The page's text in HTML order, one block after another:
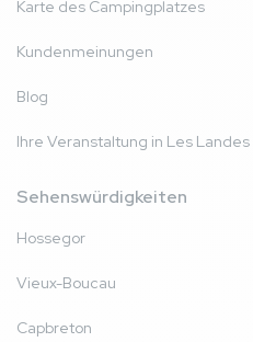
Karte des Campingplatzes
Kundenmeinungen
Blog
Ihre Veranstaltung in Les Landes
Sehenswürdigkeiten
Hossegor
Vieux-Boucau
Capbreton